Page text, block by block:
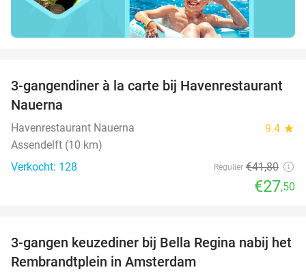
34%
3-gangendiner à la carte bij Havenrestaurant
Nauerna
Havenrestaurant Nauerna 9.4 star
Assendelft (10 km)
Verkocht: 128
Regulier €41,80
€27,50
27%
3-gangen keuzediner bij Bella Regina nabij het
Rembrandtplein in Amsterdam